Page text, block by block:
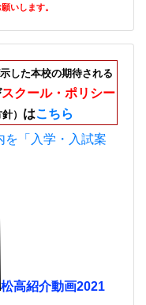
いします。
示した本校の期待される
スクール・ポリシー
） はこちら
を「入学・入試案
松高紹介動画2021